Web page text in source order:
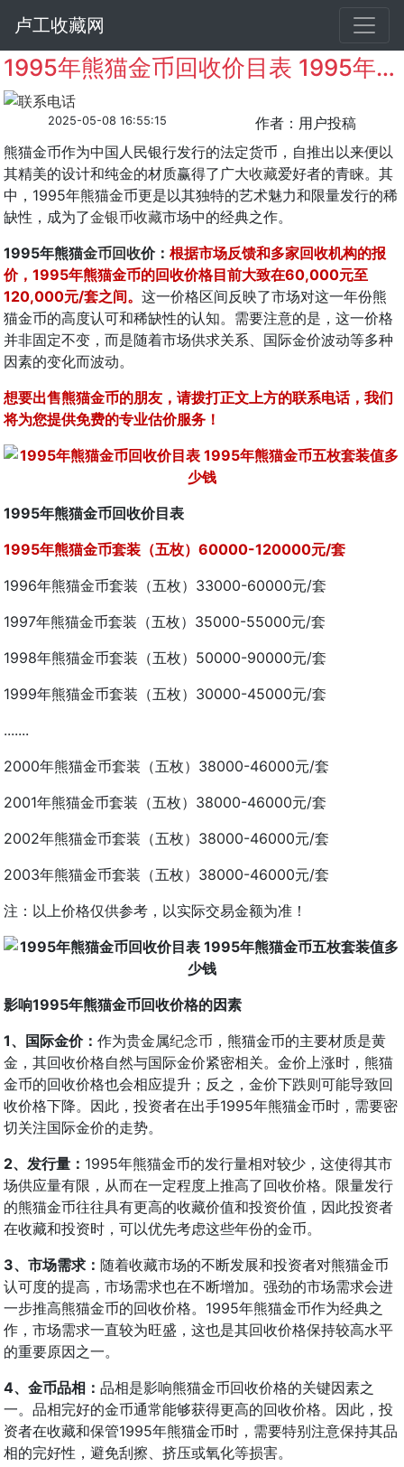
卢工收藏网
1995年熊猫金币回收价目表 1995年熊猫金币五枚套装值多少钱
2025-05-08 16:55:15
作者：用户投稿
熊猫金币作为中国人民银行发行的法定货币，自推出以来便以
其精美的设计和纯金的材质赢得了广大收藏爱好者的青睐。其
中，1995年熊猫金币更是以其独特的艺术魅力和限量发行的稀
缺性，成为了金银币收藏市场中的经典之作。
1995年熊猫金币回收价： 根据市场反馈和多家回收机构的报
价，1995年熊猫金币的回收价格目前大致在60,000元至
120,000元/套之间。 这一价格区间反映了市场对这一年份熊
猫金币的高度认可和稀缺性的认知。需要注意的是，这一价格
并非固定不变，而是随着市场供求关系、国际金价波动等多种
因素的变化而波动。
想要出售熊猫金币的朋友，请拨打正文上方的联系电话，我们
将为您提供免费的专业估价服务！
1995年熊猫金币回收价目表
1995年熊猫金币套装（五枚）60000-120000元/套
1996年熊猫金币套装（五枚）33000-60000元/套
1997年熊猫金币套装（五枚）35000-55000元/套
1998年熊猫金币套装（五枚）50000-90000元/套
1999年熊猫金币套装（五枚）30000-45000元/套
.......
2000年熊猫金币套装（五枚）38000-46000元/套
2001年熊猫金币套装（五枚）38000-46000元/套
2002年熊猫金币套装（五枚）38000-46000元/套
2003年熊猫金币套装（五枚）38000-46000元/套
注：以上价格仅供参考，以实际交易金额为准！
影响1995年熊猫金币回收价格的因素
1、国际金价： 作为贵金属纪念币 ，熊猫金币的主要材质是黄
金，其回收价格自然与国际金价紧密相关。金价上涨时，熊猫
金币的回收价格也会相应提升；反之，金价下跌则可能导致回
收价格下降。因此，投资者在出手1995年熊猫金币时，需要密
切关注国际金价的走势。
2、发行量： 1995年熊猫金币的发行量相对较少，这使得其市
场供应量有限，从而在一定程度上推高了回收价格。限量发行
的熊猫金币往往具有更高的收藏价值和投资价值，因此投资者
在收藏和投资时，可以优先考虑这些年份的金币。
3、市场需求： 随着收藏市场的不断发展和投资者对熊猫金币
认可度的提高，市场需求也在不断增加。强劲的市场需求会进
一步推高熊猫金币的回收价格。1995年熊猫金币作为经典之
作，市场需求一直较为旺盛，这也是其回收价格保持较高水平
的重要原因之一。
4、金币品相： 品相是影响熊猫金币回收价格的关键因素之
一。品相完好的金币通常能够获得更高的回收价格。因此，投
资者在收藏和保管1995年熊猫金币时，需要特别注意保持其品
相的完好性，避免刮擦、挤压或氧化等损害。